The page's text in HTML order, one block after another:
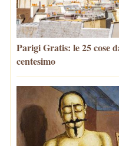
Parigi Gratis: le 25 cose
centesimo